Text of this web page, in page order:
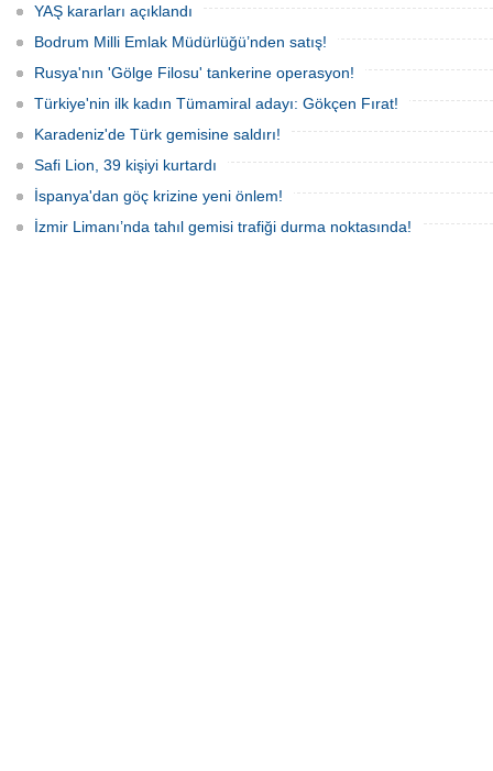
YAŞ kararları açıklandı
Bodrum Milli Emlak Müdürlüğü’nden satış!
Rusya'nın 'Gölge Filosu' tankerine operasyon!
Türkiye'nin ilk kadın Tümamiral adayı: Gökçen Fırat!
Karadeniz'de Türk gemisine saldırı!
Safi Lion, 39 kişiyi kurtardı
İspanya'dan göç krizine yeni önlem!
İzmir Limanı’nda tahıl gemisi trafiği durma noktasında!